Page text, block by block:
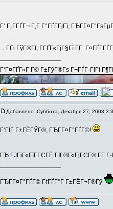
Г‘ Г„Г­ГҐГ¬ Г‚Г Г°ГҐГ­ГјГї,
... Г­Гі ГўГ®ГІ, Г­ГҐГ«ГјГ§Гї Г­Г
Г‘Г¤ГҐГ«Г Г© Г±ГўГ®Гѕ Г¬ГҐГ·ГІГі
Добавлено: Суббота, Декабря 27, 2003
Г‘ГЇГ Г±ГЁГЎГ®, ГЂГ­Г¤Г°ГҐГ©!
ГЂ ГЈГіГ«ГїГ­ГЄГЁ ГІГ®Г«ГјГЄГ® Г­Г
ГЂГ­Г¤Г°ГҐГ© ГѓГҐГ°Г Г±ГЁГ¬Г®Гў